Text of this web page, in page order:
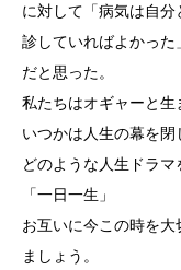
に対して「病気は自
診していればよかっ
だと思った。
私たちはオギャーと生
いつかは人生の幕を閉
どのような人生ドラマ
「一日一生」
お互いに今この時を
ましょう。